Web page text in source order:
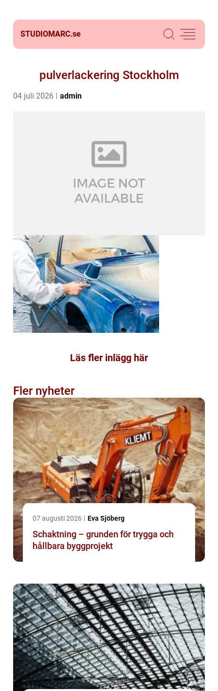
STUDIOMARC.se
pulverlackering Stockholm
04 juli 2026 admin
Läs fler inlägg här
Fler nyheter
07 augusti 2026 Eva Sjöberg
Schaktning – grunden för trygga och
hållbara byggprojekt